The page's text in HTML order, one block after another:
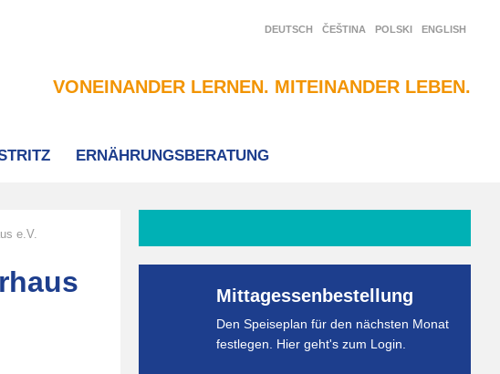
DEUTSCH ČEŠTINA POLSKI ENGLISH
VONEINANDER LERNEN. MITEINANDER LEBEN.
ERNÄHRUNGSBERATUNG
e.V.
Mittagessenbestellung
Den Speiseplan für den nächsten Monat
festlegen. Hier geht's zum Login.